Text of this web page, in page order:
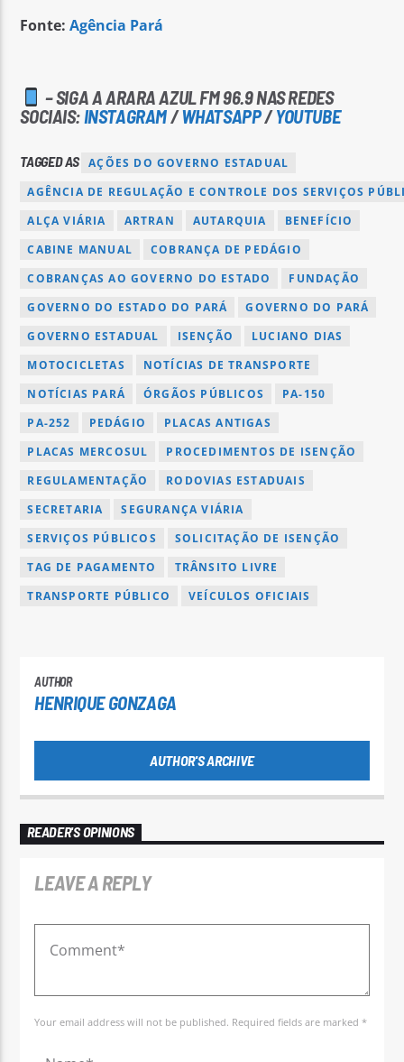
Fonte:Agência Pará
– SIGA A ARARA AZUL FM 96.9 NAS REDES
SOCIAIS: INSTAGRAM/WHATSAPP/YOUTUBE
TAGGED AS AÇÕES DO GOVERNO ESTADUAL
AGÊNCIA DE REGULAÇÃO E CONTROLE DOS SERVIÇOS
ALÇA VIÁRIA
ARTRAN AUTARQUIA
BENEFÍCIO
CABINE MANUAL
COBRANÇA DE PEDÁGIO
COBRANÇAS AO GOVERNO DO ESTADO
FUNDAÇÃO
GOVERNO DO ESTADO DO PARÁ
GOVERNO DO PARÁ
GOVERNO ESTADUAL
ISENÇÃO
LUCIANO DIAS
MOTOCICLETAS
NOTÍCIAS DE TRANSPORTE
NOTÍCIAS PARÁ
ÓRGÃOS PÚBLICOS
PA-150
PA-252
PEDÁGIO
PLACAS ANTIGAS
PLACAS MERCOSUL
PROCEDIMENTOS DE ISENÇÃO
REGULAMENTAÇÃO
RODOVIAS ESTADUAIS
SECRETARIA
SEGURANÇA VIÁRIA
SERVIÇOS PÚBLICOS
SOLICITAÇÃO DE ISENÇÃO
TAG DE PAGAMENTO
TRÂNSITO LIVRE
TRANSPORTE PÚBLICO
VEÍCULOS OFICIAIS
AUTHOR
HENRIQUE GONZAGA
AUTHOR'S ARCHIVE
READER'S OPINIONS
LEAVE A REPLY
Your email address will not be published. Required fields are marked *